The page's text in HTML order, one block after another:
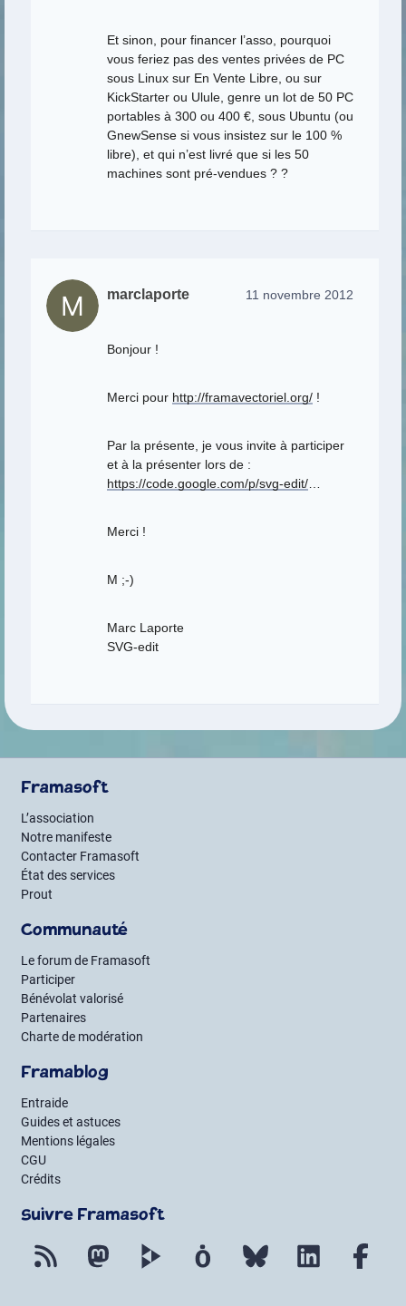
Et sinon, pour financer l’asso, pourquoi
vous feriez pas des ventes privées de PC
sous Linux sur En Vente Libre, ou sur
KickStarter ou Ulule, genre un lot de 50 PC
portables à 300 ou 400 €, sous Ubuntu (ou
GnewSense si vous insistez sur le 100 %
libre), et qui n’est livré que si les 50
machines sont pré-vendues ? ?
marclaporte 11 novembre 2012
Bonjour !
Merci pour http://framavectoriel.org/ !
Par la présente, je vous invite à participer
et à la présenter lors de :
https://code.google.com/p/svg-edit/
Merci !
M ;-)
Marc Laporte
SVG-edit
Framasoft
L’association
Notre manifeste
Contacter Framasoft
État des services
Prout
Communauté
Le forum de Framasoft
Participer
Bénévolat valorisé
Partenaires
Charte de modération
Framablog
Entraide
Guides et astuces
Mentions légales
CGU
Crédits
Suivre Framasoft
Flux RSS Mastodon PeerTube Mobilizon Bluesky LinkedIn